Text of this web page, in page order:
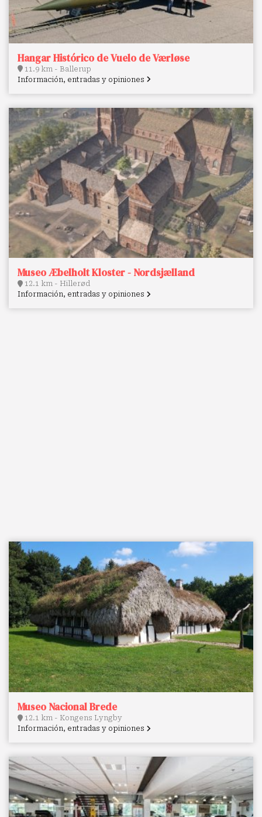
Hangar Histórico de Vuelo de Værløse
11.9 km - Ballerup
Información, entradas y opiniones
Museo Æbelholt Kloster - Nordsjælland
12.1 km - Hillerød
Información, entradas y opiniones
Museo Nacional Brede
12.1 km - Kongens Lyngby
Información, entradas y opiniones